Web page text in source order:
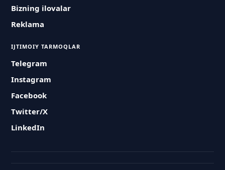
Bizning ilovalar
Reklama
IJTIMOIY TARMOQLAR
Telegram
Instagram
Facebook
Twitter/X
LinkedIn